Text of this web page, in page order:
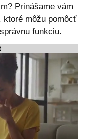
Prinášame vám
ktoré môžu pomôcť
funkciu.